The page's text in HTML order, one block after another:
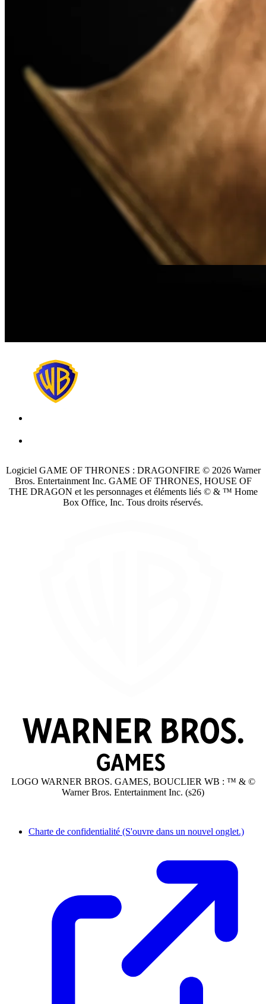
Logiciel GAME OF THRONES : DRAGONFIRE © 2026 Warner
Bros. Entertainment Inc. GAME OF THRONES, HOUSE OF
THE DRAGON et les personnages et éléments liés © & ™ Home
Box Office, Inc. Tous droits réservés.
LOGO WARNER BROS. GAMES, BOUCLIER WB : ™ & ©
Warner Bros. Entertainment Inc. (s26)
Charte de confidentialité (S'ouvre dans un nouvel onglet.)